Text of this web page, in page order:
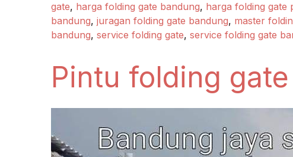
gate, harga folding gate bandung, harga folding gate
bandung, juragan folding gate bandung, master
bandung, service folding gate, service folding gate
Pintu folding